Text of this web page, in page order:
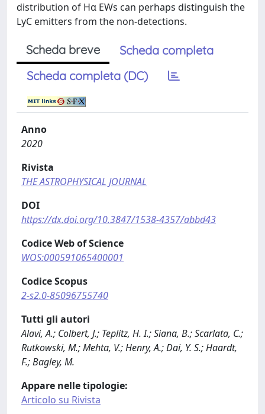
distribution of Hα EWs can perhaps distinguish the
LyC emitters from the non-detections.
Scheda breve
Scheda completa
Scheda completa (DC)
Anno
2020
Rivista
THE ASTROPHYSICAL JOURNAL
DOI
https://dx.doi.org/10.3847/1538-4357/abbd43
Codice Web of Science
WOS:000591065400001
Codice Scopus
2-s2.0-85096755740
Tutti gli autori
Alavi, A.; Colbert, J.; Teplitz, H. I.; Siana, B.; Scarlata, C.;
Rutkowski, M.; Mehta, V.; Henry, A.; Dai, Y. S.; Haardt,
F.; Bagley, M.
Appare nelle tipologie:
Articolo su Rivista